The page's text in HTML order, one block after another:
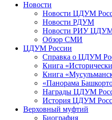
Новости
Новости ЦДУМ
Новости РДУМ
Новости РИУ ЦДУМ
Обзор СМИ
ЦДУМ России
Справка о ЦДУМ
Книга
Книга
«Панорама
Награды ЦДУМ
История ЦДУМ
Верховный муфтий
Биография